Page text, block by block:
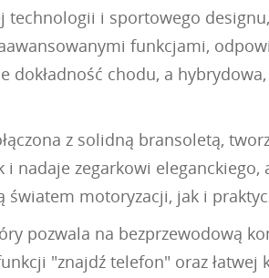
technologii i sportowego
funkcjami,
chodu, a
z solidną bransoletą,
nadaje zegarkowi
motoryzacji, jak i
pozwala na bezprzewodową
"znajdź telefon" oraz